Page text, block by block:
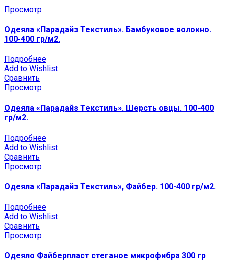
Просмотр
Одеяла «Парадайз Текстиль». Бамбуковое волокно.
100-400 гр/м2.
Подробнее
Add to Wishlist
Сравнить
Просмотр
Одеяла «Парадайз Текстиль». Шерсть овцы. 100-400
гр/м2.
Подробнее
Add to Wishlist
Сравнить
Просмотр
Одеяла «Парадайз Текстиль», Файбер. 100-400 гр/м2.
Подробнее
Add to Wishlist
Сравнить
Просмотр
Одеяло Файберпласт стеганое микрофибра 300 гр